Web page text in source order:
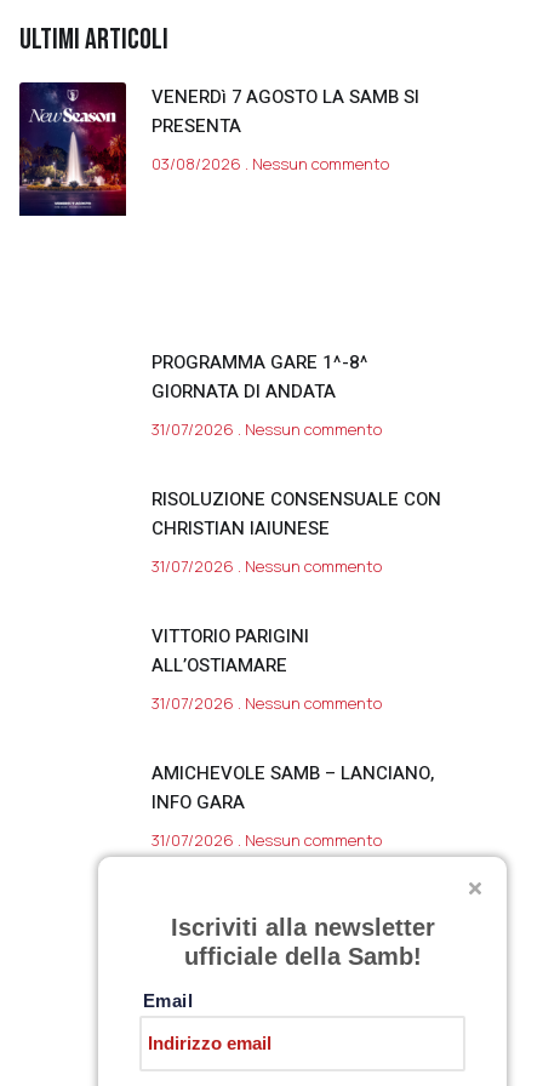
ULTIMI ARTICOLI
VENERDì 7 AGOSTO LA SAMB SI
PRESENTA
03/08/2026 Nessun commento
PROGRAMMA GARE 1^-8^
GIORNATA DI ANDATA
31/07/2026 Nessun commento
RISOLUZIONE CONSENSUALE CON
CHRISTIAN IAIUNESE
31/07/2026 Nessun commento
VITTORIO PARIGINI
ALL’OSTIAMARE
31/07/2026 Nessun commento
AMICHEVOLE SAMB – LANCIANO,
INFO GARA
31/07/2026 Nessun commento
30/07/2026Nessun commento
Iscriviti alla newsletter
ufficiale della Samb!
Email